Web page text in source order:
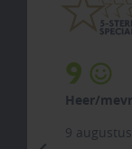
9
Heer/
9